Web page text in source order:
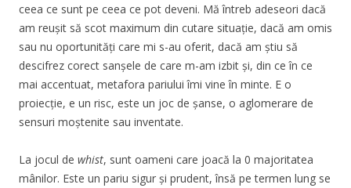
ceea ce sunt pe ceea ce pot deveni. Mă întreb adeseori dacă
am reușit să scot maximum din cutare situație, dacă am omis
sau nu oportunități care mi s-au oferit, dacă am știu să
descifrez corect sanșele de care m-am izbit și, din ce în ce
mai accentuat, metafora pariului îmi vine în minte. E o
proiecție, e un risc, este un joc de șanse, o aglomerare de
sensuri moștenite sau inventate.
La jocul de whist, sunt oameni care joacă la 0 majoritatea
mânilor. Este un pariu sigur și prudent, însă pe termen lung se